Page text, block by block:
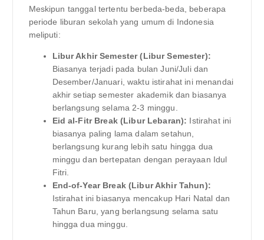
Meskipun tanggal tertentu berbeda-beda, beberapa
periode liburan sekolah yang umum di Indonesia
meliputi:
Libur Akhir Semester (Libur Semester):
Biasanya terjadi pada bulan Juni/Juli dan
Desember/Januari, waktu istirahat ini menandai
akhir setiap semester akademik dan biasanya
berlangsung selama 2-3 minggu.
Eid al-Fitr Break (Libur Lebaran): Istirahat ini
biasanya paling lama dalam setahun,
berlangsung kurang lebih satu hingga dua
minggu dan bertepatan dengan perayaan Idul
Fitri.
End-of-Year Break (Libur Akhir Tahun):
Istirahat ini biasanya mencakup Hari Natal dan
Tahun Baru, yang berlangsung selama satu
hingga dua minggu.